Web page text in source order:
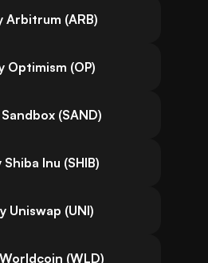
Arbitrum (ARB)
Optimism (OP)
Sandbox (SAND)
Shiba Inu (SHIB)
Uniswap (UNI)
(WLD)